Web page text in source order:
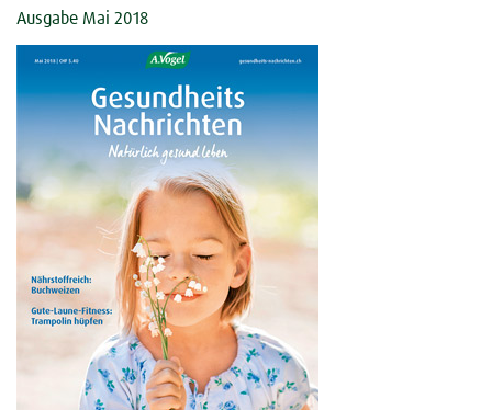
Ausgabe Mai 2018